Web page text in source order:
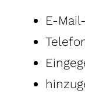
E-